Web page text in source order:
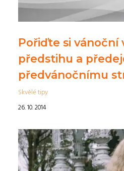
Pořiďte si vánoční
předstihu a
předvánočnímu
Skvělé tipy
26. 10. 2014